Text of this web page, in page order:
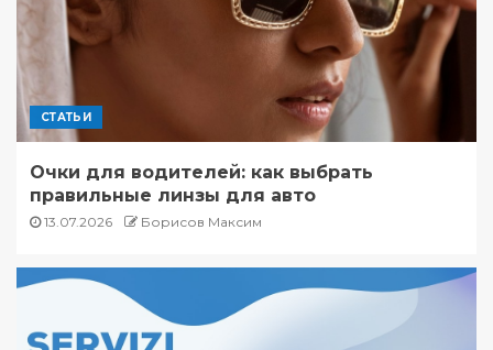
СТАТЬИ
Очки для водителей: как выбрать
правильные линзы для авто
13.07.2026 Борисов Максим